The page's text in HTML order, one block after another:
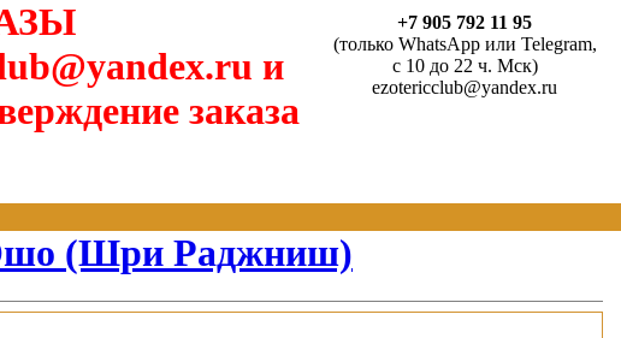
и
заказа
+7 905 792 11 95
(только WhatsApp или Telegram,
с 10 до 22 ч. Мск)
ezotericclub@yandex.ru
(Шри Раджниш)